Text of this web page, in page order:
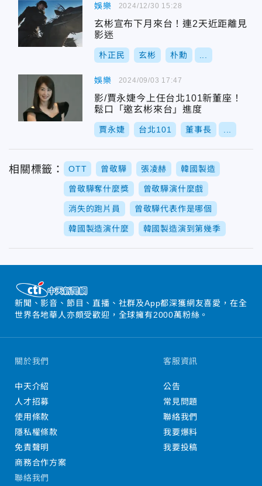
娛樂
玄彬宣布下月來台！連2天近距離見
影迷
朴正民 玄彬 朴勳
2024/12/30 15:28
娛樂
影/賈永婕今上任台北101新董座！
鬆口「邀玄彬來台」進度
賈永婕 台北101 董事長
2024/09/03 17:47
相關標籤： OTT 曾敬驊 張凌赫 韓國製造
曾敬驊奪什麼獎 曾敬驊演什麼戲
消失的跑片員 曾敬驊代表作是哪個
韓國製造演什麼 韓國製造演到第幾季
新聞、影音、節目、直播、社群及App都深獲網友喜愛，在全
世界各地華人亦頗受歡迎，全球擁有2000萬粉絲。
關於我們
中天介紹
人才招募
使用條款
隱私權條款
免責聲明
商務合作方案
客服資訊
公告
常見問題
聯絡我們
我要爆料
我要投稿
聯絡我們